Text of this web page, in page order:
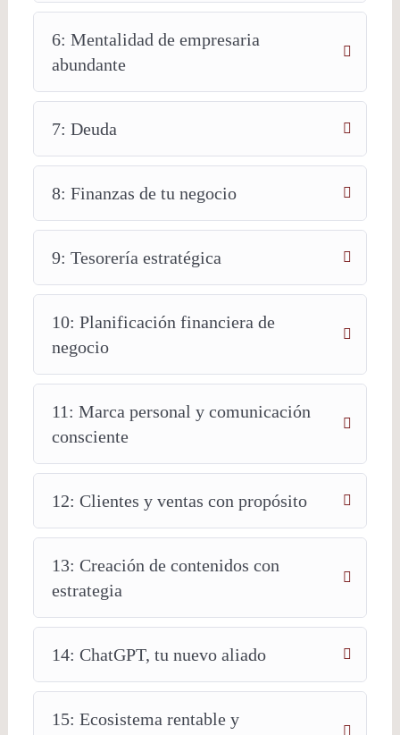
6: Mentalidad de empresaria
abundante
7: Deuda
8: Finanzas de tu negocio
9: Tesorería estratégica
10: Planificación financiera de
negocio
11: Marca personal y comunicación
consciente
12: Clientes y ventas con propósito
13: Creación de contenidos con
estrategia
14: ChatGPT, tu nuevo aliado
15: Ecosistema rentable y